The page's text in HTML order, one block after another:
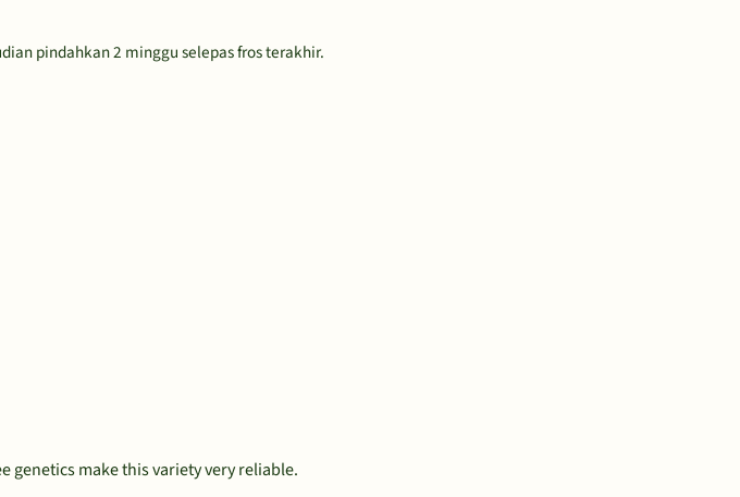
pindahkan 2 minggu selepas fros terakhir.
genetics make this variety very reliable.